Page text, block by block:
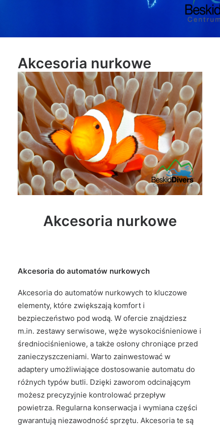
Akcesoria nurkowe
Akcesoria nurkowe
Akcesoria do automatów nurkowych
Akcesoria do automatów nurkowych to kluczowe
elementy, które zwiększają komfort i
bezpieczeństwo pod wodą. W ofercie znajdziesz
m.in. zestawy serwisowe, węże wysokociśnieniowe i
średniociśnieniowe, a także osłony chroniące przed
zanieczyszczeniami. Warto zainwestować w
adaptery umożliwiające dostosowanie automatu do
różnych typów butli. Dzięki zaworom odcinającym
możesz precyzyjnie kontrolować przepływ
powietrza. Regularna konserwacja i wymiana części
gwarantują niezawodność sprzętu. Akcesoria te są